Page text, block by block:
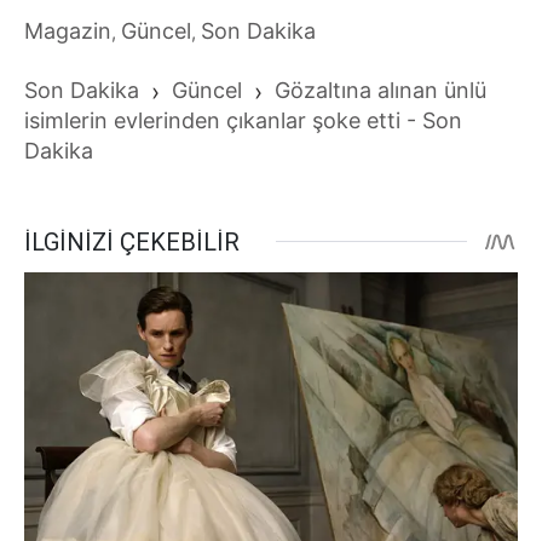
Magazin, Güncel, Son Dakika
Son Dakika › Güncel › Gözaltına alınan ünlü
isimlerin evlerinden çıkanlar şoke etti - Son
Dakika